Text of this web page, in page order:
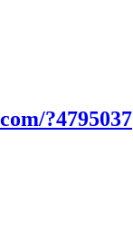
?4795037